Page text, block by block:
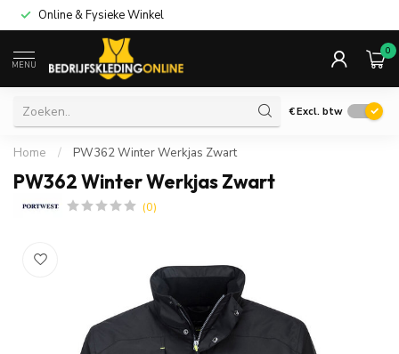
Online & Fysieke Winkel
MENU
0
€Excl. btw
Home / PW362 Winter Werkjas Zwart
PW362 Winter Werkjas Zwart
(0)